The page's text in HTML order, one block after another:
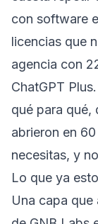
con software
licencias que
agencia con
ChatGPT
qué para qué,
abrieron en
necesitas, y
Lo que ya
Una capa